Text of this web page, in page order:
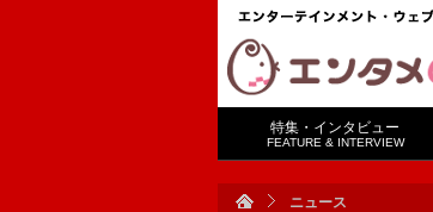
特集・インタビュー
FEATURE & INTERVIEW
ニュース